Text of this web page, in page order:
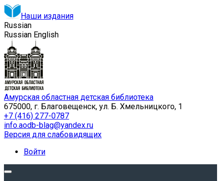
Наши издания
Russian
Russian English
Амурская областная детская библиотека
675000, г. Благовещенск, ул. Б. Хмельницкого, 1
+7 (416) 277-0787
info.aodb-blag@yandex.ru
Версия для слабовидящих
Войти